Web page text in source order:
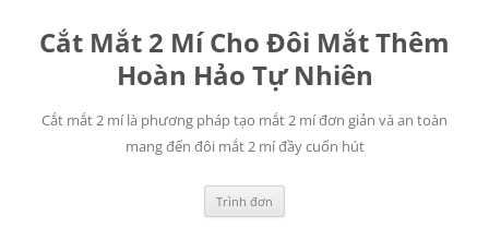
nội
dung
Cắt Mắt 2 Mí Cho Đôi Mắt Thêm
Hoàn Hảo Tự Nhiên
Cắt mắt 2 mí là phương pháp tạo mắt 2 mí đơn giản và an toàn
mang đến đôi mắt 2 mí đầy cuốn hút
Trình đơn